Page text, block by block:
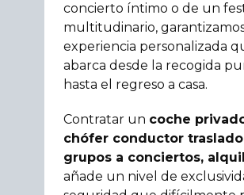
concierto íntimo o de un
multitudinario,
experiencia personalizada
abarca desde la recogida
hasta el regreso a casa.
Contratar un coche
chófer conductor
grupos a conciertos,
añade un nivel de